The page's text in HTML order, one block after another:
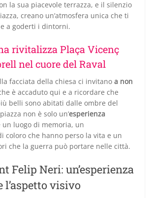
la sua piacevole terrazza, e il silenzio
creano un’atmosfera unica che ti
a goderti i dintorni.
rivitalizza Plaça Vicenç
nel cuore del Raval
facciata della chiesa ci invitanoa non
è accaduto qui e a ricordare che
belli sono abitati dalle ombre del
non è solo un’esperienza
un luogo di memoria, un
coloro che hanno perso la vita e un
che la guerra può portare nelle città.
Felip Neri: un’esperienza
l’aspetto visivo